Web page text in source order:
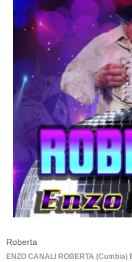
Roberta
ENZO CANALI ROBERTA